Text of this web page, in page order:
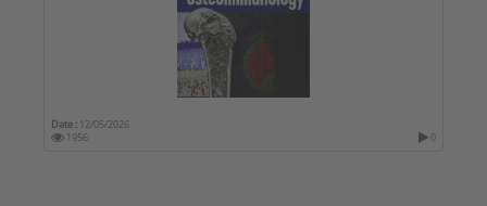
Date : 12/05/2026
1956
0